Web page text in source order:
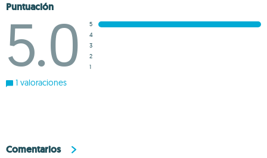
Puntuación
5.0
5
4
3
2
1
1 valoraciones
Comentarios